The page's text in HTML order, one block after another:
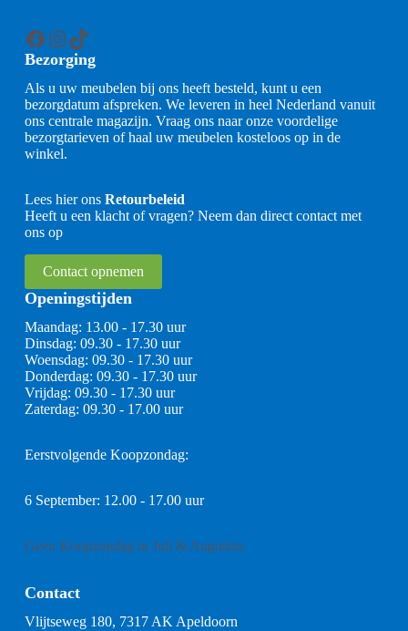
Facebook
Instagram
TikTok
Bezorging
Als u uw meubelen bij ons heeft besteld, kunt u een
bezorgdatum afspreken. We leveren in heel Nederland vanuit
ons centrale magazijn. Vraag ons naar onze voordelige
bezorgtarieven of haal uw meubelen kosteloos op in de
winkel.
Lees hier ons Retourbeleid
Heeft u een klacht of vragen? Neem dan direct contact met
ons op
Contact opnemen
Openingstijden
Maandag: 13.00 - 17.30 uur
Dinsdag: 09.30 - 17.30 uur
Woensdag: 09.30 - 17.30 uur
Donderdag: 09.30 - 17.30 uur
Vrijdag: 09.30 - 17.30 uur
Zaterdag: 09.30 - 17.00 uur
Eerstvolgende Koopzondag:
6 September: 12.00 - 17.00 uur
Geen Koopzondag in Juli & Augustus
Contact
Vlijtseweg 180, 7317 AK Apeldoorn